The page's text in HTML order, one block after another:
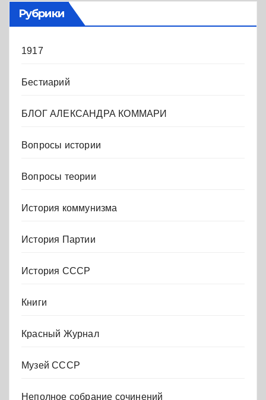
Рубрики
1917
Бестиарий
БЛОГ АЛЕКСАНДРА КОММАРИ
Вопросы истории
Вопросы теории
История коммунизма
История Партии
История СССР
Книги
Красный Журнал
Музей СССР
Неполное собрание сочинений